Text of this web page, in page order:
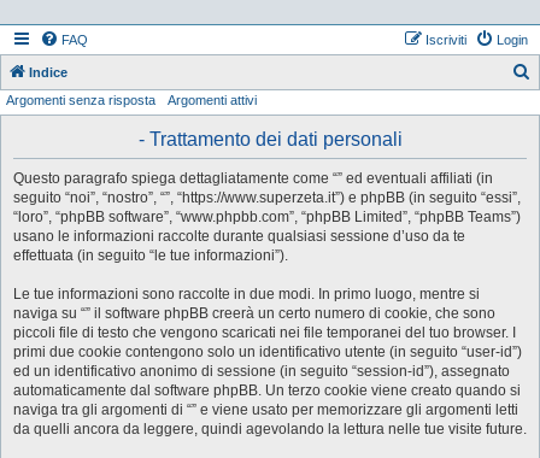
FAQ Login
Iscriviti
Indice
Argomenti senza risposta Argomenti attivi
- Trattamento dei dati personali
Questo paragrafo spiega dettagliatamente come “” ed eventuali affiliati (in
seguito “noi”, “nostro”, “”, “https://www.superzeta.it”) e phpBB (in seguito “essi”,
“loro”, “phpBB software”, “www.phpbb.com”, “phpBB Limited”, “phpBB Teams”)
usano le informazioni raccolte durante qualsiasi sessione d’uso da te
effettuata (in seguito “le tue informazioni”).
Le tue informazioni sono raccolte in due modi. In primo luogo, mentre si
naviga su “” il software phpBB creerà un certo numero di cookie, che sono
piccoli file di testo che vengono scaricati nei file temporanei del tuo browser. I
primi due cookie contengono solo un identificativo utente (in seguito “user-id”)
ed un identificativo anonimo di sessione (in seguito “session-id”), assegnato
automaticamente dal software phpBB. Un terzo cookie viene creato quando si
naviga tra gli argomenti di “” e viene usato per memorizzare gli argomenti letti
da quelli ancora da leggere, quindi agevolando la lettura nelle tue visite future.